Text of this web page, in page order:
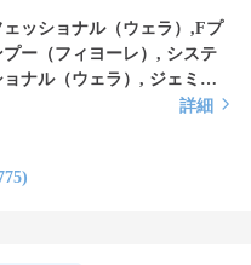
ッショナル（ウェラ）,Fプ
ー（フィヨーレ）, システ
ナル（ウェラ）, ジェミー
ボン）,オレンジシャンプー
トリートメントで内側から
に
詳細